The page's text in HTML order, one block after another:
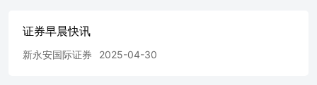
山，主要收入来自大型实景山水剧《印象．大红袍》的门票
收入。据弗若斯特沙利文，按文旅演出节目产生的销售收入
证券早晨快讯
新永安国际证券 2025-04-30